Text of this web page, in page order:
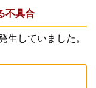
不具合
していました。